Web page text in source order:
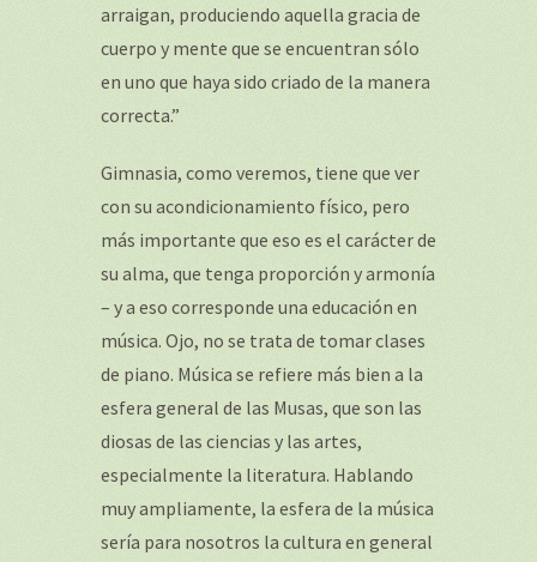
arraigan, produciendo aquella gracia de
cuerpo y mente que se encuentran sólo
en uno que haya sido criado de la manera
correcta.”
Gimnasia, como veremos, tiene que ver
con su acondicionamiento físico, pero
más importante que eso es el carácter de
su alma, que tenga proporción y armonía
– y a eso corresponde una educación en
música. Ojo, no se trata de tomar clases
de piano. Música se refiere más bien a la
esfera general de las Musas, que son las
diosas de las ciencias y las artes,
especialmente la literatura. Hablando
muy ampliamente, la esfera de la música
sería para nosotros la cultura en general